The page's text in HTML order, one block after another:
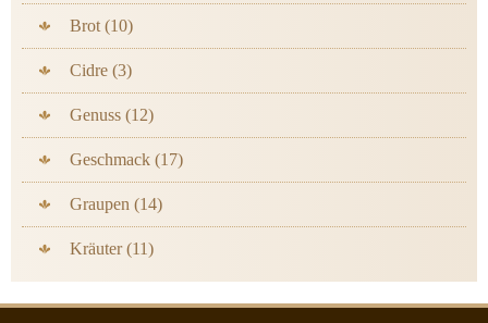
Brot (10)
Cidre (3)
Genuss (12)
Geschmack (17)
Graupen (14)
Kräuter (11)